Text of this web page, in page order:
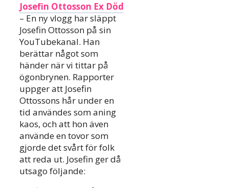
Josefin Ottosson Ex Död
– En ny vlogg har släppt
Josefin Ottosson på sin
YouTubekanal. Han
berättar något som
händer när vi tittar på
ögonbrynen. Rapporter
uppger att Josefin
Ottossons hår under en
tid användes som aning
kaos, och att hon även
använde en tovor som
gjorde det svårt för folk
att reda ut. Josefin ger då
utsago följande: